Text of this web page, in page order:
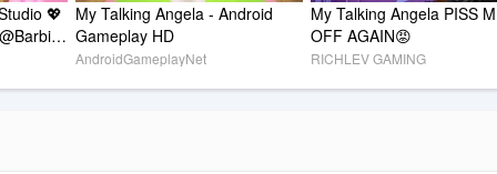
💖
My Talking Angela - Android
Gameplay HD
AndroidGameplayNet
My Talking Angela PISS
OFF AGAIN😡
RICHLEV GAMING